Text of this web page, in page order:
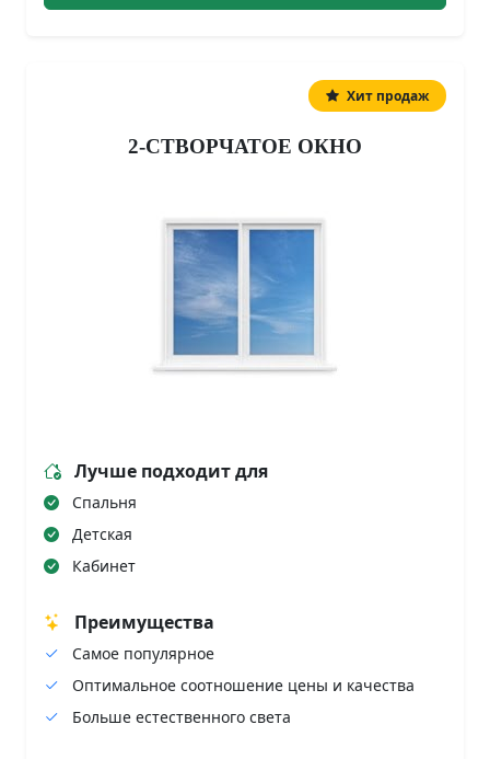
Хит продаж
2-СТВОРЧАТОЕ ОКНО
Лучше подходит для
Спальня
Детская
Кабинет
Преимущества
Самое популярное
Оптимальное соотношение цены и качества
Больше естественного света